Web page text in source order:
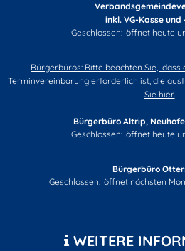
inkl. VG-Kasse und
Klicken, um weitere
Geschlossen: öffnet heute
Bürgerbüros: Bitte beachten Sie, dass
Terminvereinbarung erforderlich ist, die
Sie hier.
Bürgerbüro Altrip,
Klicken, um weitere
Geschlossen: öffnet heute
Bürgerbüro
Klicken, um weitere Öffnungs-
Geschlossen: öffnet nächsten
WEITERE